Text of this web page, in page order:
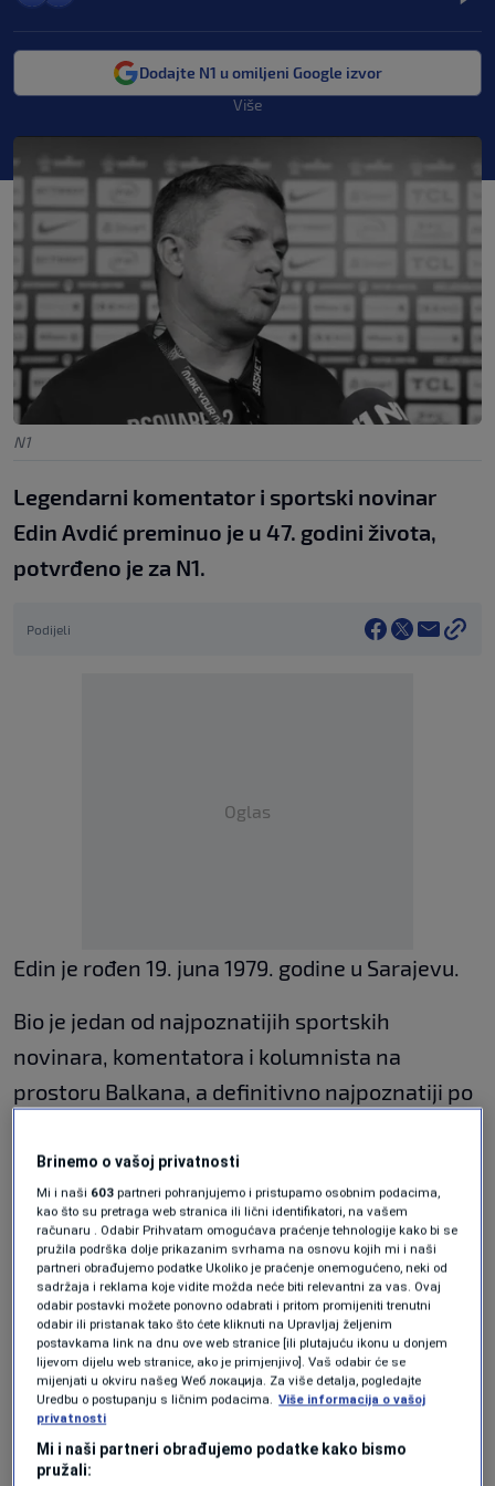
Dodajte N1 u omiljeni Google izvor
Više
N1
Legendarni komentator i sportski novinar
Edin Avdić preminuo je u 47. godini života,
potvrđeno je za N1.
Podijeli
Oglas
Edin je rođen 19. juna 1979. godine u Sarajevu.
Bio je jedan od najpoznatijih sportskih
novinara, komentatora i kolumnista na
prostoru Balkana, a definitivno najpoznatiji po
poznavanju NBA i evropske košarke.
Diplomirao je novinarstvo na Fakultetu
političkih nauka u Sarajevu, a prije novinarske
karijere aktivno se bavio košarkom u
omladinskim selekcijama KK Bosna.
Karijeru je započeo na Federalnoj televiziji,
potom radio na OBN-u, gdje je stekao veliku
popularnost kao komentator NBA lige, a zatim
je postao jedno od zaštitnih lica televizije
Brinemo o vašoj privatnosti
Mi i naši 603 partneri pohranjujemo i pristupamo osobnim podacima,
kao što su pretraga web stranica ili lični identifikatori, na vašem
računaru . Odabir Prihvatam omogućava praćenje tehnologije kako bi se
pružila podrška dolje prikazanim svrhama na osnovu kojih mi i naši
partneri obrađujemo podatke Ukoliko je praćenje onemogućeno, neki od
sadržaja i reklama koje vidite možda neće biti relevantni za vas. Ovaj
odabir postavki možete ponovno odabrati i pritom promijeniti trenutni
odabir ili pristanak tako što ćete kliknuti na Upravljaj željenim
postavkama link na dnu ove web stranice [ili plutajuću ikonu u donjem
lijevom dijelu web stranice, ako je primjenjivo]. Vaš odabir će se
mijenjati u okviru našeg Wеб локација. Za više detalja, pogledajte
Uredbu o postupanju s ličnim podacima. Više informacija o vašoj
privatnosti
Mi i naši partneri obrađujemo podatke kako bismo
pružali: